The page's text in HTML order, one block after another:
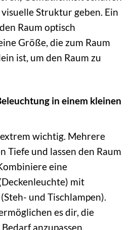
Struktur geben. Ein
Raum optisch
Größe, die zum Raum
ist, um den Raum zu
in einem kleinen
wichtig. Mehrere
Tiefe und lassen den Raum
eine
mit
und Tischlampen).
es dir, die
anzupassen.